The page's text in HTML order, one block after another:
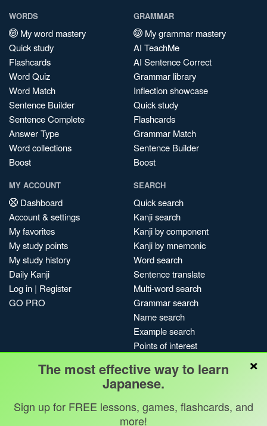
WORDS
My word mastery
Quick study
Flashcards
Word Quiz
Word Match
Sentence Builder
Sentence Complete
Answer Type
Word collections
Boost
GRAMMAR
My grammar mastery
AI TeachMe
AI Sentence Correct
Grammar library
Inflection showcase
Quick study
Flashcards
Grammar Match
Sentence Builder
Boost
MY ACCOUNT
Dashboard
Account & settings
My favorites
My study points
My study history
Daily Kanji
Log in | Register
GO PRO
SEARCH
Quick search
Kanji search
Kanji by component
Kanji by mnemonic
Word search
Sentence translate
Multi-word search
Grammar search
Name search
Example search
Points of interest
My search history
Search index
Blog
×
The most effective way to learn
Japanese.
Sign up for FREE lessons, games, flashcards, and
more!